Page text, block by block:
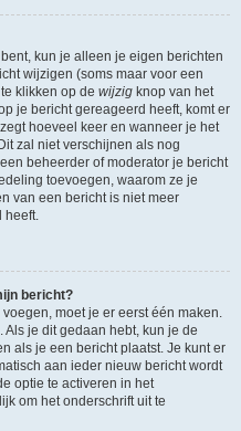
kun je alleen je eigen berichten
wijzigen (soms maar voor een
klikken op de wijzig knop van het
je bericht gereageerd heeft, komt er
hoeveel keer en wanneer je het
zal niet verschijnen als nog
beheerder of moderator je bericht
toevoegen, waarom ze je
van een bericht is niet meer
heeft.
bericht?
moet je er eerst één maken.
je dit gedaan hebt, kun je de
als je een bericht plaatst. Je kunt er
aan ieder nieuw bericht wordt
optie te activeren in het
om het onderschrift uit te